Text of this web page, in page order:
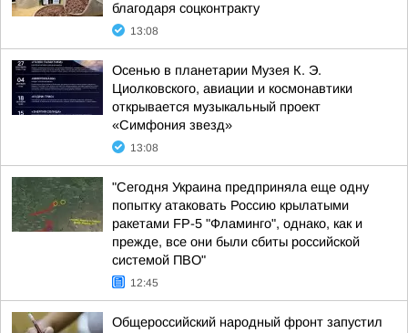
благодаря соцконтракту
13:08
Осенью в планетарии Музея К. Э.
Циолковского, авиации и космонавтики
открывается музыкальный проект
«Симфония звезд»
13:08
"Сегодня Украина предприняла еще одну
попытку атаковать Россию крылатыми
ракетами FP-5 "Фламинго", однако, как и
прежде, все они были сбиты российской
системой ПВО"
12:45
Общероссийский народный фронт запустил